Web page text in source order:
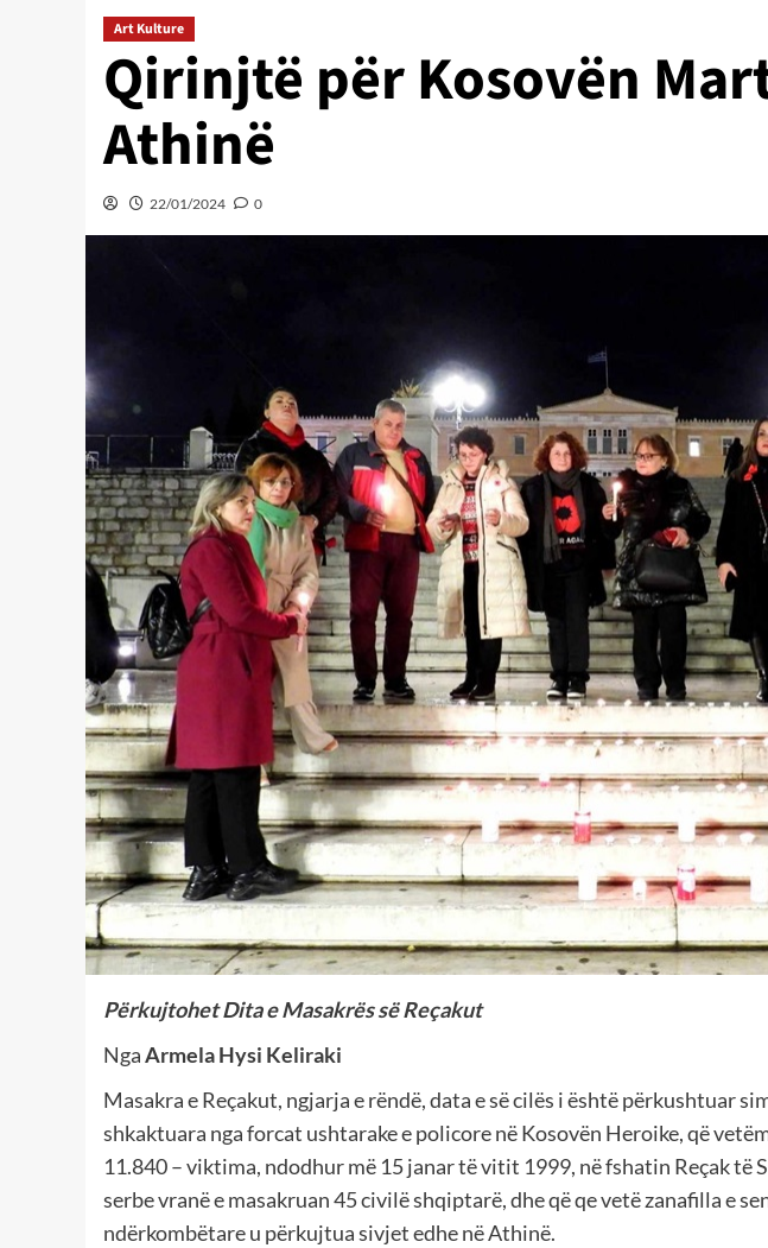
Art Kulture
Qirinjtë për Kosovën
Athinë
22/01/2024 0
Përkujtohet Dita e Masakrës së Reçakut
NgaArmela Hysi Keliraki
Masakra e Reçakut, ngjarja e rëndë, data e së cilës i është përkushtuar
shkaktuara nga forcat ushtarake e policore në Kosovën Heroike, që
11.840 – viktima, ndodhur më 15 janar të vitit 1999, në fshatin Reçak të
serbe vranë e masakruan 45 civilë shqiptarë, dhe që qe vetë zanafilla e
ndërkombëtare u përkujtua sivjet edhe në Athinë.